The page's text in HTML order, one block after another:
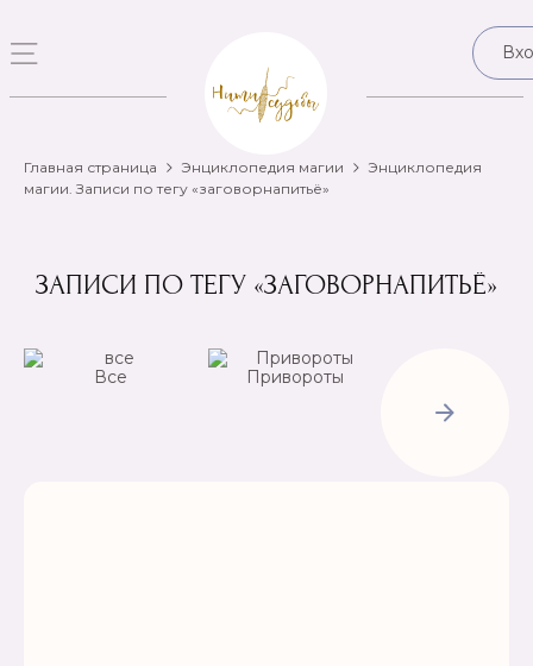
Главная страница Энциклопедия магии
Энциклопедия
магии. Записи по тегу «заговорнапитьё»
ЗАПИСИ ПО ТЕГУ «ЗАГОВОРНАПИТЬЁ»
Все
Привороты
Рассорки